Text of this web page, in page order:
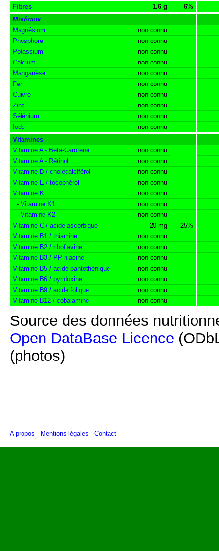
Fibres
1.6 g
6%
Minéraux
Magnésium
non connu
Phosphore
non connu
Potassium
non connu
Calcium
non connu
Manganèse
non connu
Fer
non connu
Cuivre
non connu
Zinc
non connu
Sélénium
non connu
Iode
non connu
Vitamines
Vitamine A - Beta-Carotène
non connu
Vitamine A - Rétinol
non connu
Vitamine D / cholécalciférol
non connu
Vitamine E / tocophérol
non connu
Vitamine K
non connu
- Vitamine K1
non connu
- Vitamine K2
non connu
Vitamine C / acide ascorbique
20 mg
25%
Vitamine B1 / thiamine
non connu
Vitamine B2 / riboflavine
non connu
Vitamine B3 / PP niacine
non connu
Vitamine B5 / acide pantothénique
non connu
Vitamine B6 / pyridoxine
non connu
Vitamine B9 / acide folique
non connu
Vitamine B12 / cobalamine
non connu
Source des données
Open DataBase Licence
(photos)
A propos - Mentions légales - Contact